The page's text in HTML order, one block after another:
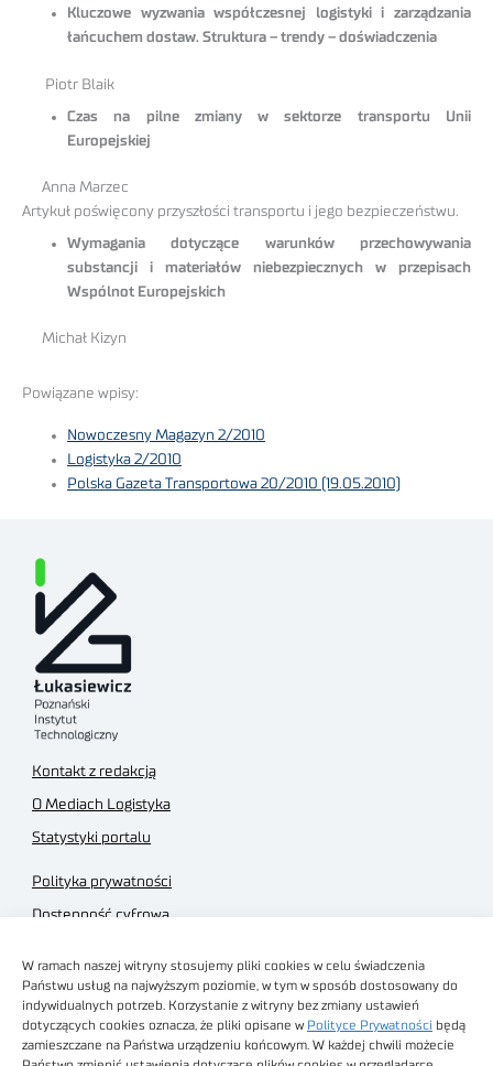
W ramach naszej witryny stosujemy pliki cookies w celu świadczenia
Państwu usług na najwyższym poziomie, w tym w sposób dostosowany do
indywidualnych potrzeb. Korzystanie z witryny bez zmiany ustawień
dotyczących cookies oznacza, że pliki opisane w Polityce Prywatności będą
zamieszczane na Państwa urządzeniu końcowym. W każdej chwili możecie
Kluczowe wyzwania współczesnej logistyki i zarządzania
łańcuchem dostaw. Struktura – trendy – doświadczenia
Piotr Blaik
Czas na pilne zmiany w sektorze transportu Unii
Europejskiej
Anna Marzec
Artykuł poświęcony przyszłości transportu i jego bezpieczeństwu.
Wymagania dotyczące warunków przechowywania
substancji i materiałów niebezpiecznych w przepisach
Wspólnot Europejskich
Michał Kizyn
Powiązane wpisy:
Nowoczesny Magazyn 2/2010
Logistyka 2/2010
Polska Gazeta Transportowa 20/2010 (19.05.2010)
Kontakt z redakcją
O Mediach Logistyka
Statystyki portalu
Polityka prywatności
Dostępność cyfrowa
Regulamin sklepu